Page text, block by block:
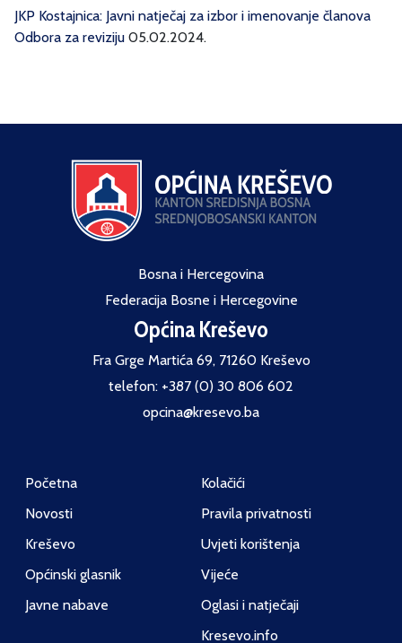
JKP Kostajnica: Javni natječaj za izbor i imenovanje članova
Odbora za reviziju 05.02.2024.
Bosna i Hercegovina
Federacija Bosne i Hercegovine
Općina Kreševo
Fra Grge Martića 69, 71260 Kreševo
telefon: +387 (0) 30 806 602
opcina@kresevo.ba
Početna
Novosti
Kreševo
Općinski glasnik
Javne nabave
Kolačići
Pravila privatnosti
Uvjeti korištenja
Vijeće
Oglasi i natječaji
Kresevo.info